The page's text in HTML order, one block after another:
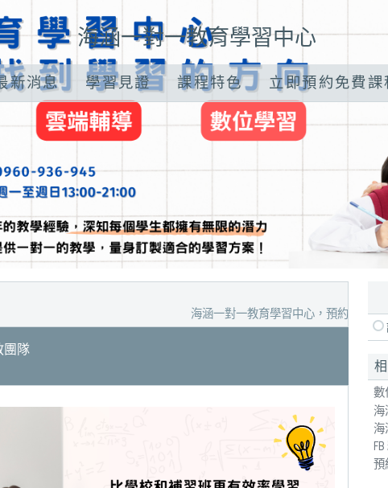
海涵一對一教育學習中心
新消息 學習見證 課程特色 立即預約免費課
數
海
海
預
海涵一對一教育學習中心，預約家教試聽
團隊